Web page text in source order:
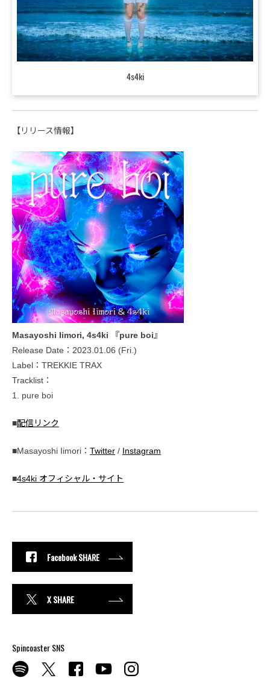
4s4ki
【リリース情報】
Masayoshi Iimori, 4s4ki 『pure boi』
Release Date：2023.01.06 (Fri.)
Label：TREKKIE TRAX
Tracklist：
1. pure boi
■配信リンク
■Masayoshi Iimori： Twitter / Instagram
■4s4ki オフィシャル・サイト
Facebook SHARE
X SHARE
Spincoaster SNS